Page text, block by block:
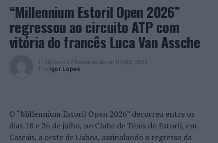
http://desportoinscricoes.cm-
sintra.pt/survey/index/sid/775313/newtest/Y/lang/pt
Foto: DR.
TÓPICOS RELACIONADOS: DESTAQUE GALA
NÃO PERCA
Metade dos Portugueses não reúne em família no Natal
“Millennium Estoril Open 2026”
regressou ao circuito ATP com
vitória do francês Luca Van Assche
Publicado 22 horas atrás on 07/08/2026
Por
Ígor Lopes
O “Millennium Estoril Open 2026” decorreu entre os
dias 18 e 26 de julho, no Clube de Ténis do Estoril, em
Cascais, a oeste de Lisboa, assinalando o regresso da